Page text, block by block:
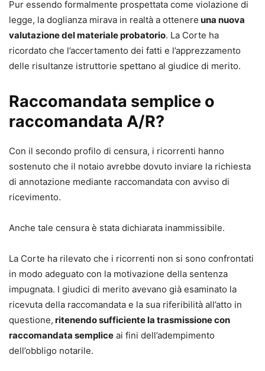
Pur essendo formalmente prospettata come violazione di
legge, la doglianza mirava in realtà a ottenere una nuova
valutazione del materiale probatorio. La Corte ha
ricordato che l’accertamento dei fatti e l’apprezzamento
delle risultanze istruttorie spettano al giudice di merito.
Raccomandata semplice o
raccomandata A/R?
Con il secondo profilo di censura, i ricorrenti hanno
sostenuto che il notaio avrebbe dovuto inviare la richiesta
di annotazione mediante raccomandata con avviso di
ricevimento.
Anche tale censura è stata dichiarata inammissibile.
La Corte ha rilevato che i ricorrenti non si sono confrontati
in modo adeguato con la motivazione della sentenza
impugnata. I giudici di merito avevano già esaminato la
ricevuta della raccomandata e la sua riferibilità all’atto in
questione, ritenendo sufficiente la trasmissione con
raccomandata semplice ai fini dell’adempimento
dell’obbligo notarile.